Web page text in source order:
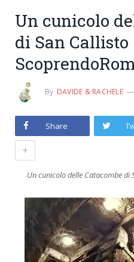
Un cunicolo
di San
By DAVIDE & RACHELE
Share
+
Un cunicolo delle Catacombe di